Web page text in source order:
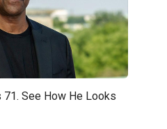
See How He Looks